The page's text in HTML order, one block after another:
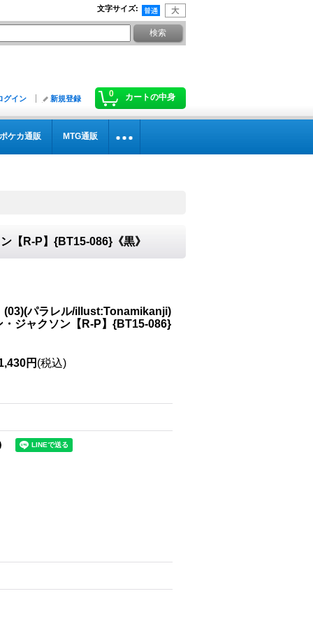
文字サイズ:
0 カートの中身
グイン 新規登録
ポケカ通販 MTG通販
【R-P】{BT15-086}《黒》
(03)(パラレル/illust:Tonamikanji)
・ジャクソン【R-P】{BT15-086}
円 (税込)